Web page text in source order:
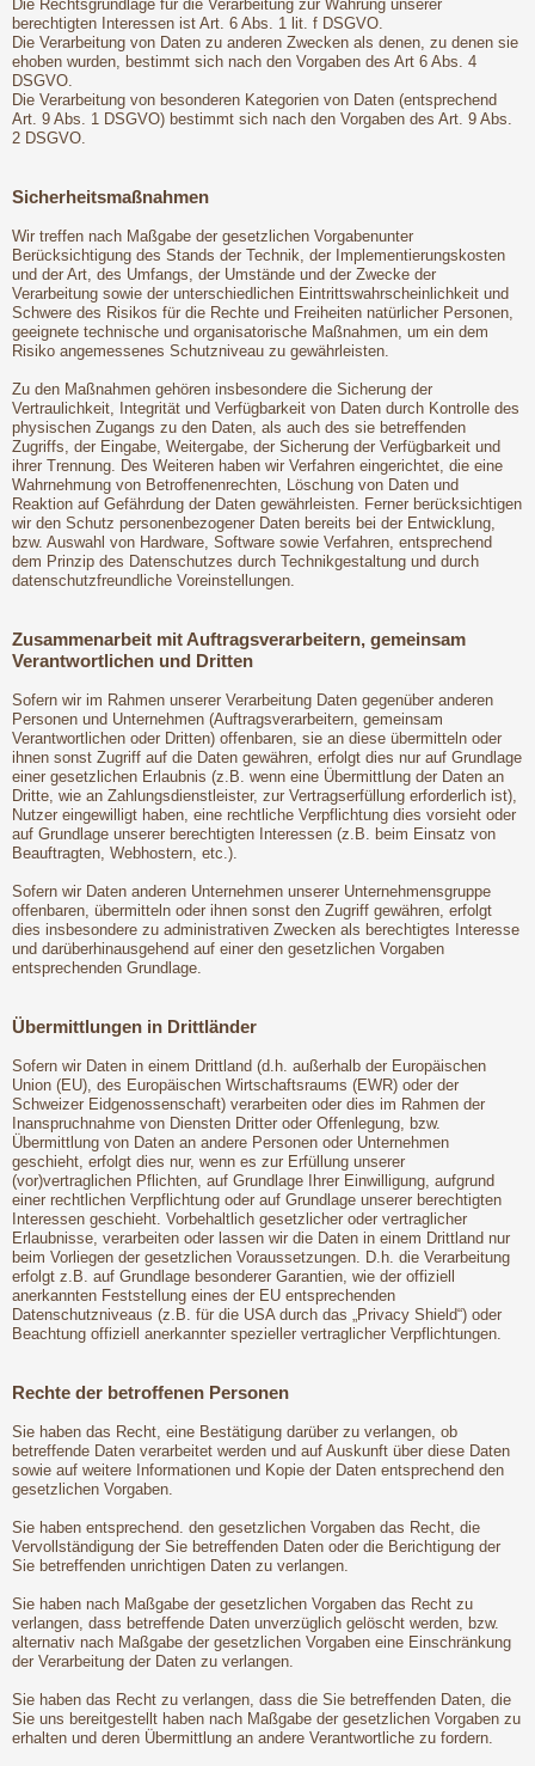
Die Rechtsgrundlage für die Verarbeitung zur Wahrung unserer
berechtigten Interessen ist Art. 6 Abs. 1 lit. f DSGVO.
Die Verarbeitung von Daten zu anderen Zwecken als denen, zu denen sie
ehoben wurden, bestimmt sich nach den Vorgaben des Art 6 Abs. 4
DSGVO.
Die Verarbeitung von besonderen Kategorien von Daten (entsprechend
Art. 9 Abs. 1 DSGVO) bestimmt sich nach den Vorgaben des Art. 9 Abs.
2 DSGVO.
Sicherheitsmaßnahmen
Wir treffen nach Maßgabe der gesetzlichen Vorgabenunter
Berücksichtigung des Stands der Technik, der Implementierungskosten
und der Art, des Umfangs, der Umstände und der Zwecke der
Verarbeitung sowie der unterschiedlichen Eintrittswahrscheinlichkeit und
Schwere des Risikos für die Rechte und Freiheiten natürlicher Personen,
geeignete technische und organisatorische Maßnahmen, um ein dem
Risiko angemessenes Schutzniveau zu gewährleisten.
Zu den Maßnahmen gehören insbesondere die Sicherung der
Vertraulichkeit, Integrität und Verfügbarkeit von Daten durch Kontrolle des
physischen Zugangs zu den Daten, als auch des sie betreffenden
Zugriffs, der Eingabe, Weitergabe, der Sicherung der Verfügbarkeit und
ihrer Trennung. Des Weiteren haben wir Verfahren eingerichtet, die eine
Wahrnehmung von Betroffenenrechten, Löschung von Daten und
Reaktion auf Gefährdung der Daten gewährleisten. Ferner berücksichtigen
wir den Schutz personenbezogener Daten bereits bei der Entwicklung,
bzw. Auswahl von Hardware, Software sowie Verfahren, entsprechend
dem Prinzip des Datenschutzes durch Technikgestaltung und durch
datenschutzfreundliche Voreinstellungen.
Zusammenarbeit mit Auftragsverarbeitern, gemeinsam
Verantwortlichen und Dritten
Sofern wir im Rahmen unserer Verarbeitung Daten gegenüber anderen
Personen und Unternehmen (Auftragsverarbeitern, gemeinsam
Verantwortlichen oder Dritten) offenbaren, sie an diese übermitteln oder
ihnen sonst Zugriff auf die Daten gewähren, erfolgt dies nur auf Grundlage
einer gesetzlichen Erlaubnis (z.B. wenn eine Übermittlung der Daten an
Dritte, wie an Zahlungsdienstleister, zur Vertragserfüllung erforderlich ist),
Nutzer eingewilligt haben, eine rechtliche Verpflichtung dies vorsieht oder
auf Grundlage unserer berechtigten Interessen (z.B. beim Einsatz von
Beauftragten, Webhostern, etc.).
Sofern wir Daten anderen Unternehmen unserer Unternehmensgruppe
offenbaren, übermitteln oder ihnen sonst den Zugriff gewähren, erfolgt
dies insbesondere zu administrativen Zwecken als berechtigtes Interesse
und darüberhinausgehend auf einer den gesetzlichen Vorgaben
entsprechenden Grundlage.
Übermittlungen in Drittländer
Sofern wir Daten in einem Drittland (d.h. außerhalb der Europäischen
Union (EU), des Europäischen Wirtschaftsraums (EWR) oder der
Schweizer Eidgenossenschaft) verarbeiten oder dies im Rahmen der
Inanspruchnahme von Diensten Dritter oder Offenlegung, bzw.
Übermittlung von Daten an andere Personen oder Unternehmen
geschieht, erfolgt dies nur, wenn es zur Erfüllung unserer
(vor)vertraglichen Pflichten, auf Grundlage Ihrer Einwilligung, aufgrund
einer rechtlichen Verpflichtung oder auf Grundlage unserer berechtigten
Interessen geschieht. Vorbehaltlich gesetzlicher oder vertraglicher
Erlaubnisse, verarbeiten oder lassen wir die Daten in einem Drittland nur
beim Vorliegen der gesetzlichen Voraussetzungen. D.h. die Verarbeitung
erfolgt z.B. auf Grundlage besonderer Garantien, wie der offiziell
anerkannten Feststellung eines der EU entsprechenden
Datenschutzniveaus (z.B. für die USA durch das „Privacy Shield“) oder
Beachtung offiziell anerkannter spezieller vertraglicher Verpflichtungen.
Rechte der betroffenen Personen
Sie haben das Recht, eine Bestätigung darüber zu verlangen, ob
betreffende Daten verarbeitet werden und auf Auskunft über diese Daten
sowie auf weitere Informationen und Kopie der Daten entsprechend den
gesetzlichen Vorgaben.
Sie haben entsprechend. den gesetzlichen Vorgaben das Recht, die
Vervollständigung der Sie betreffenden Daten oder die Berichtigung der
Sie betreffenden unrichtigen Daten zu verlangen.
Sie haben nach Maßgabe der gesetzlichen Vorgaben das Recht zu
verlangen, dass betreffende Daten unverzüglich gelöscht werden, bzw.
alternativ nach Maßgabe der gesetzlichen Vorgaben eine Einschränkung
der Verarbeitung der Daten zu verlangen.
Sie haben das Recht zu verlangen, dass die Sie betreffenden Daten, die
Sie uns bereitgestellt haben nach Maßgabe der gesetzlichen Vorgaben zu
erhalten und deren Übermittlung an andere Verantwortliche zu fordern.